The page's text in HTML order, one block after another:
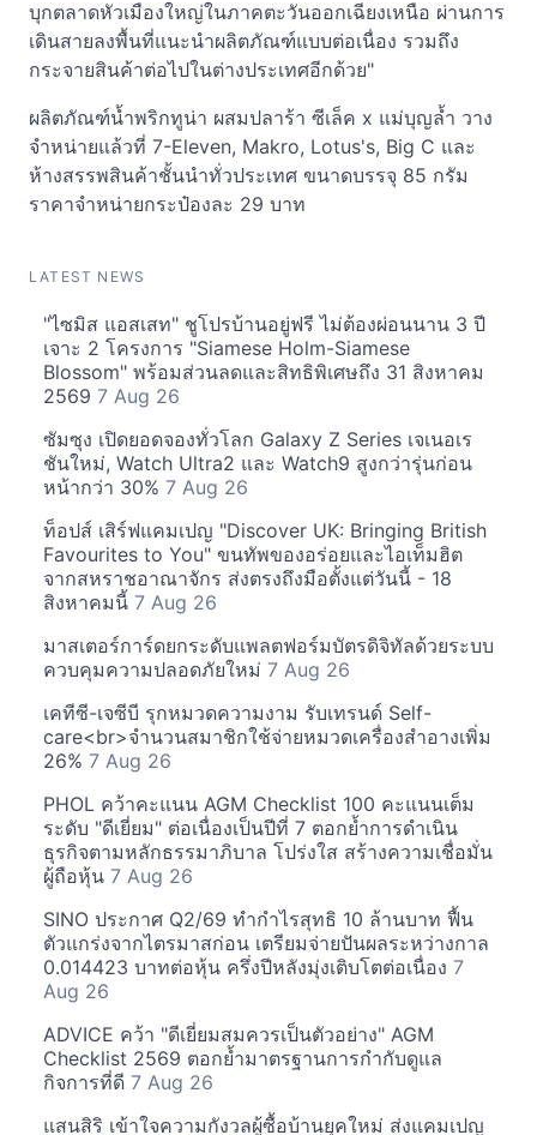
บุกตลาดหัวเมืองใหญ่ในภาคตะวันออกเฉียงเหนือ ผ่านการ
เดินสายลงพื้นที่แนะนำผลิตภัณฑ์แบบต่อเนื่อง รวมถึง
กระจายสินค้าต่อไปในต่างประเทศอีกด้วย"
ผลิตภัณฑ์น้ำพริกทูน่า ผสมปลาร้า ซีเล็ค x แม่บุญล้ำ วาง
จำหน่ายแล้วที่ 7-Eleven, Makro, Lotus's, Big C และ
ห้างสรรพสินค้าชั้นนำทั่วประเทศ ขนาดบรรจุ 85 กรัม
ราคาจำหน่ายกระป๋องละ 29 บาท
LATEST NEWS
"ไซมิส แอสเสท" ชูโปรบ้านอยู่ฟรี ไม่ต้องผ่อนนาน 3 ปี
เจาะ 2 โครงการ "Siamese Holm-Siamese
Blossom" พร้อมส่วนลดและสิทธิพิเศษถึง 31 สิงหาคม
2569 7 Aug 26
ซัมซุง เปิดยอดจองทั่วโลก Galaxy Z Series เจเนอเร
ชันใหม่, Watch Ultra2 และ Watch9 สูงกว่ารุ่นก่อน
หน้ากว่า 30% 7 Aug 26
ท็อปส์ เสิร์ฟแคมเปญ "Discover UK: Bringing British
Favourites to You" ขนทัพของอร่อยและไอเท็มฮิต
จากสหราชอาณาจักร ส่งตรงถึงมือตั้งแต่วันนี้ - 18
สิงหาคมนี้ 7 Aug 26
มาสเตอร์การ์ดยกระดับแพลตฟอร์มบัตรดิจิทัลด้วยระบบ
ควบคุมความปลอดภัยใหม่ 7 Aug 26
เคทีซี-เจซีบี รุกหมวดความงาม รับเทรนด์ Self-
care<br>จำนวนสมาชิกใช้จ่ายหมวดเครื่องสำอางเพิ่ม
26% 7 Aug 26
PHOL คว้าคะแนน AGM Checklist 100 คะแนนเต็ม
ระดับ "ดีเยี่ยม" ต่อเนื่องเป็นปีที่ 7 ตอกย้ำการดำเนิน
ธุรกิจตามหลักธรรมาภิบาล โปร่งใส สร้างความเชื่อมั่น
ผู้ถือหุ้น 7 Aug 26
SINO ประกาศ Q2/69 ทำกำไรสุทธิ 10 ล้านบาท ฟื้น
ตัวแกร่งจากไตรมาสก่อน เตรียมจ่ายปันผลระหว่างกาล
0.014423 บาทต่อหุ้น ครึ่งปีหลังมุ่งเติบโตต่อเนื่อง 7
Aug 26
ADVICE คว้า "ดีเยี่ยมสมควรเป็นตัวอย่าง" AGM
Checklist 2569 ตอกย้ำมาตรฐานการกำกับดูแล
กิจการที่ดี 7 Aug 26
แสนสิริ เข้าใจความกังวลผู้ซื้อบ้านยุคใหม่ ส่งแคมเปญ